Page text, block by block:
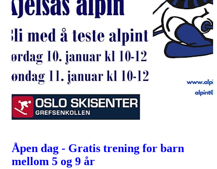
Åpen dag - Gratis trening for barn
mellom 5 og 9 år